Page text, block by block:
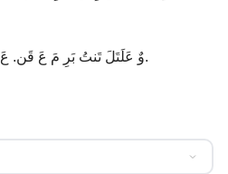
وٌ عَلَتَلَ تَنتُ بَرِ مَ عَ قَن. عَ شَ شَنُنتٍيَ مُ حْنمَ عَبَدَن.